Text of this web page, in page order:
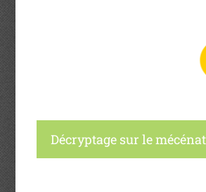
Décryptage sur le